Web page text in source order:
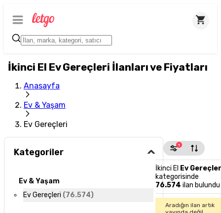
İkinci El Ev Gereçleri İlanları ve Fiyatları
Anasayfa
Ev & Yaşam
Ev Gereçleri
Kategoriler
Ev & Yaşam
Ev Gereçleri (76.574)
1
İkinci El Ev
kategorisinde
76.574 ilan bulundu
Aradığın ilan artık